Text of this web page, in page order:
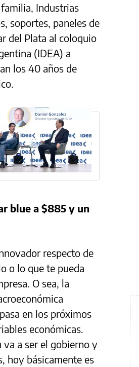
Industrias
soportes, paneles de
del Plata al coloquio
(IDEA) a
los 40 años de
blue a $885 y un
respecto de
o lo que te pueda
O sea, la
en los próximos
económicas.
va a ser el gobierno y
hoy básicamente es